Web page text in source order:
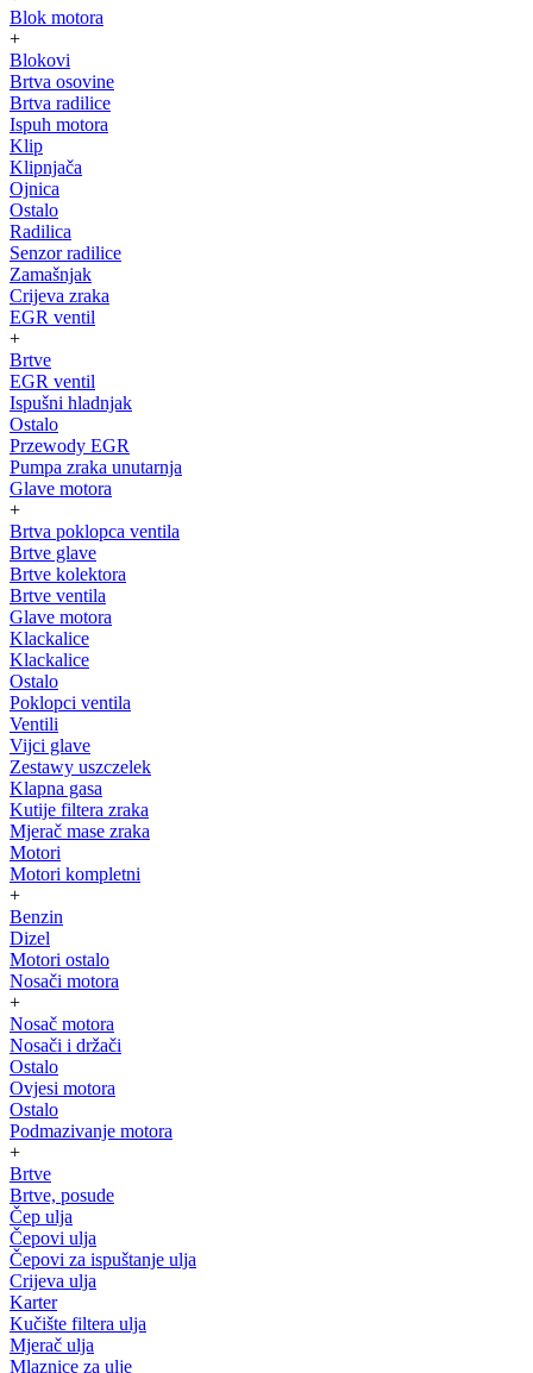
Blok motora
+
Blokovi
Brtva osovine
Brtva radilice
Ispuh motora
Klip
Klipnjača
Ojnica
Ostalo
Radilica
Senzor radilice
Zamašnjak
Crijeva zraka
EGR ventil
+
Brtve
EGR ventil
Ispušni hladnjak
Ostalo
Przewody EGR
Pumpa zraka unutarnja
Glave motora
+
Brtva poklopca ventila
Brtve glave
Brtve kolektora
Brtve ventila
Glave motora
Klackalice
Klackalice
Ostalo
Poklopci ventila
Ventili
Vijci glave
Zestawy uszczelek
Klapna gasa
Kutije filtera zraka
Mjerač mase zraka
Motori
Motori kompletni
+
Benzin
Dizel
Motori ostalo
Nosači motora
+
Nosač motora
Nosači i držači
Ostalo
Ovjesi motora
Ostalo
Podmazivanje motora
+
Brtve
Brtve, posude
Čep ulja
Čepovi ulja
Čepovi za ispuštanje ulja
Crijeva ulja
Karter
Kučište filtera ulja
Mjerač ulja
Mlaznice za ulje